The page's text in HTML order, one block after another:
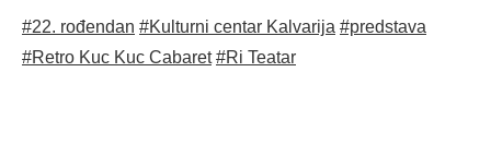
#22. rođendan #Kulturni centar Kalvarija #predstava
#Retro Kuc Kuc Cabaret #Ri Teatar